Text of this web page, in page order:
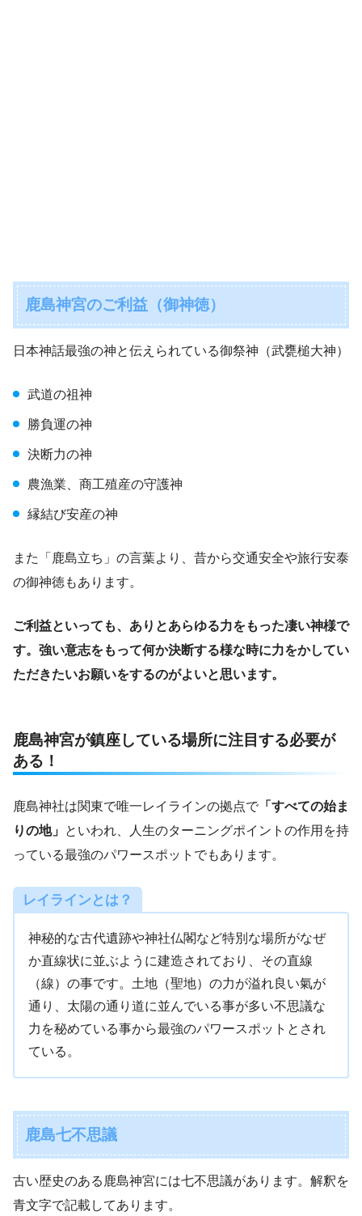
鹿島神宮のご利益（御神徳）
日本神話最強の神と伝えられている御祭神（武甕槌大神）
武道の祖神
勝負運の神
決断力の神
農漁業、商工殖産の守護神
縁結び安産の神
また「鹿島立ち」の言葉より、昔から交通安全や旅行安泰
の御神徳もあります。
ご利益といっても、ありとあらゆる力をもった凄い神様で
す。強い意志をもって何か決断する様な時に力をかしてい
ただきたいお願いをするのがよいと思います。
鹿島神宮が鎮座している場所に注目する必要が
ある！
鹿島神社は関東で唯一レイラインの拠点で 「すべての始ま
りの地」 といわれ、人生のターニングポイントの作用を持
っている最強のパワースポットでもあります。
レイラインとは？
神秘的な古代遺跡や神社仏閣など特別な場所がなぜ
か直線状に並ぶように建造されており、その直線
（線）の事です。土地（聖地）の力が溢れ良い氣が
通り、太陽の通り道に並んでいる事が多い不思議な
力を秘めている事から最強のパワースポットとされ
ている。
鹿島七不思議
古い歴史のある鹿島神宮には七不思議があります。解釈を
青文字で記載してあります。